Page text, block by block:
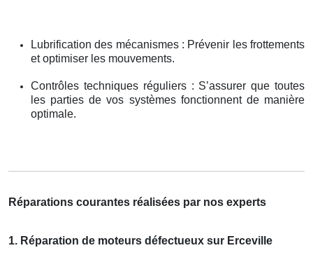
Lubrification des mécanismes : Prévenir les frottements
et optimiser les mouvements.
Contrôles techniques réguliers : S’assurer que toutes
les parties de vos systèmes fonctionnent de manière
optimale.
Réparations courantes réalisées par nos experts
1. Réparation de moteurs défectueux sur Erceville